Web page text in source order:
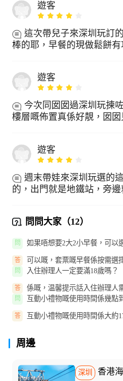
遊客
這次帶兒子來深圳玩訂
棒的耶，早餐的現做鬆餅
遊客
今次同囡囡過深圳玩揀
樓層嘅佈置真係好靚，囡
遊客
週末帶娃來深圳玩選的
的，出門就是地鐵站，旁
問問大家（12）
問 如果唔想要2大2小早餐，可以
答
可以嘅，套票嘅早餐係按需選
11歲）同2大2小（兒童5-11歲）
問 入住辦理人一定要滿18歲嗎？
答 係嘅，温馨提示話入住辦理人
問 互動小禮物嘅使用時間係幾點
答
互動小禮物嘅使用時間係大約
周邊
深圳 香港